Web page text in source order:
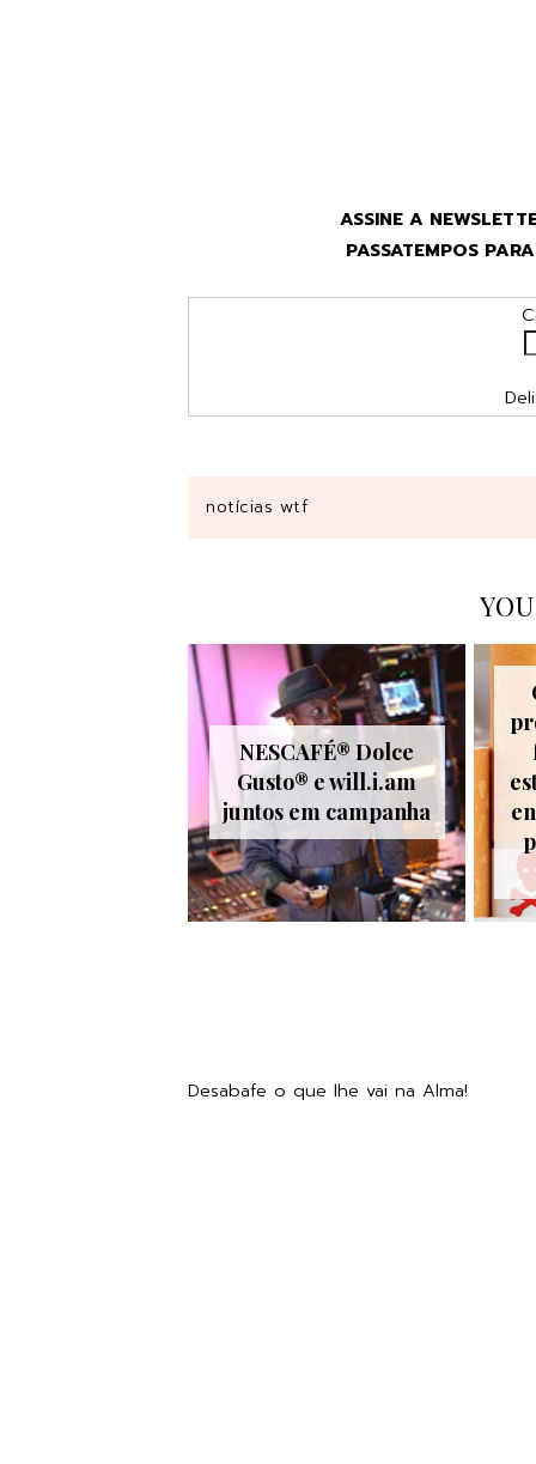
ASSINE A
PASSATEMPOS
notícias wtf
NESCAFÉ® Dolce
Gusto® e will.i.am
juntos em campanha
Desabafe o que lhe vai na Alma!